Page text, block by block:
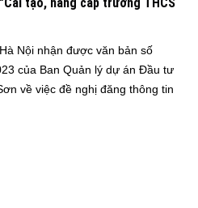
Nội nhận được văn bản số
của Ban Quản lý dự án Đầu tư
về việc đề nghị đăng thông tin